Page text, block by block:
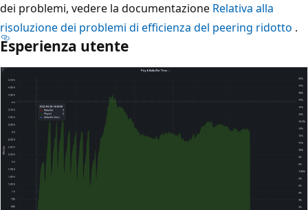
dei problemi, vedere la documentazione Relativa alla
risoluzione dei problemi di efficienza del peering ridotto .
Esperienza utente